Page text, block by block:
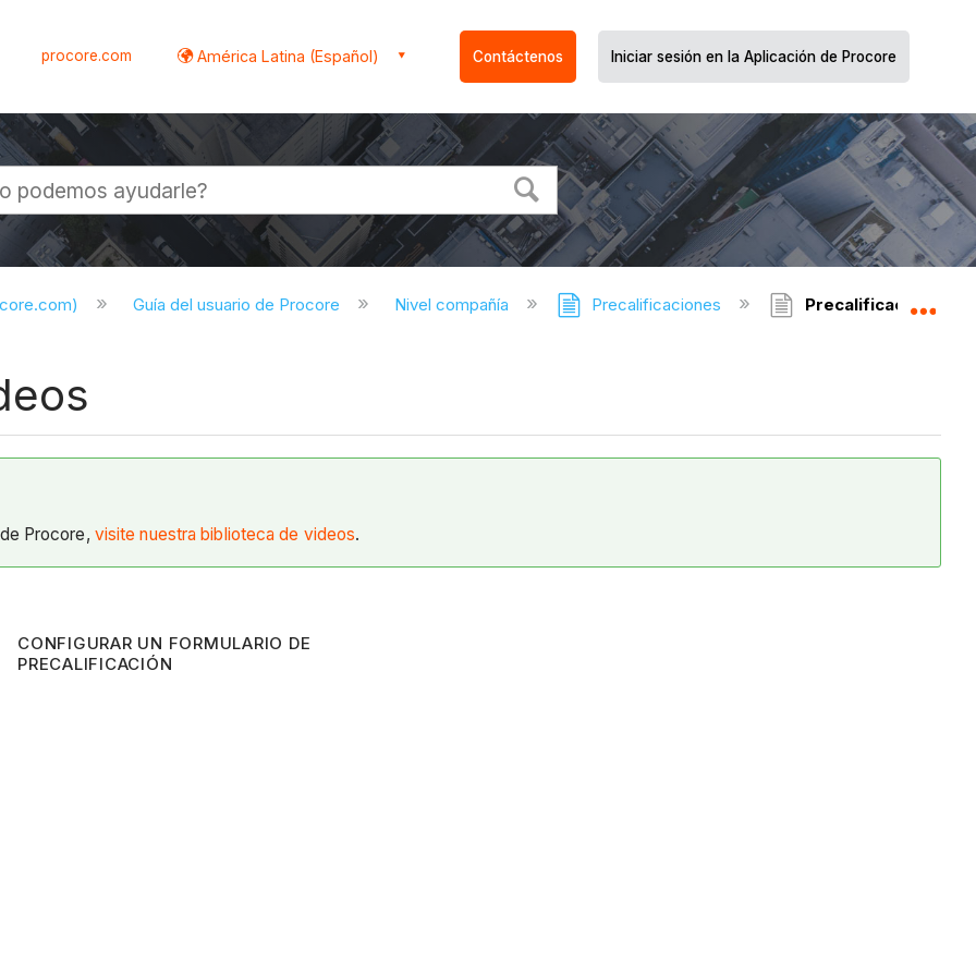
procore.com América Latina (Español) Contáctenos Iniciar sesión en la Aplicación de Procore
Guía del usuario de Procore Nivel compañía Precalificaciones Precalificaciones -
Procore, visite nuestra biblioteca de videos.
CONFIGURAR UN FORMULARIO DE
PRECALIFICACIÓN